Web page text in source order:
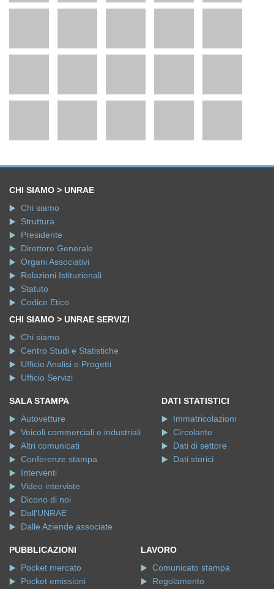
CHI SIAMO > UNRAE
Chi siamo
Struttura
Presidente
Direttore Generale
Organi Associativi
Relazioni Istituzionali
Statuto
Codice Etico
CHI SIAMO > UNRAE SERVIZI
Chi siamo
Centro Studi e Statistiche
Ufficio Analisi e Progetti
Ufficio Servizi
SALA STAMPA
Autovetture
Veicoli commerciali e industriali
Altri comunicati
Conferenze stampa
Interventi
Video interviste
Dicono di noi
Dall'UNRAE
Dalle Aziende associate
DATI STATISTICI
Immatricolazioni
Circolante
Dati di settore
Dati storici
PUBBLICAZIONI
Pocket mercato
Pocket emissioni
LAVORO
Comunicato stampa
Regolamento